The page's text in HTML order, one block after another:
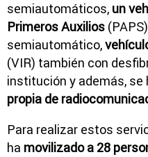
semiautomáticos, un
Primeros Auxilios
semiautomático,
(VIR) también con
institución y además, se
propia de
Para realizar estos
ha movilizado a 28